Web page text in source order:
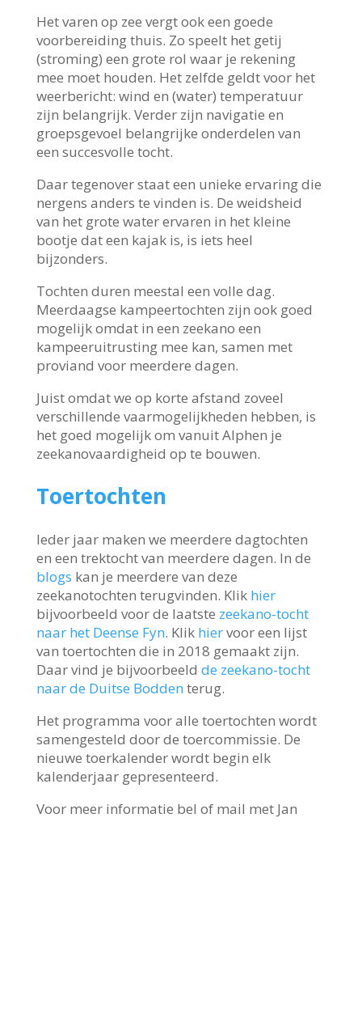
Het varen op zee vergt ook een goede
voorbereiding thuis. Zo speelt het getij
(stroming) een grote rol waar je rekening
mee moet houden. Het zelfde geldt voor het
weerbericht: wind en (water) temperatuur
zijn belangrijk. Verder zijn navigatie en
groepsgevoel belangrijke onderdelen van
een succesvolle tocht.
Daar tegenover staat een unieke ervaring die
nergens anders te vinden is. De weidsheid
van het grote water ervaren in het kleine
bootje dat een kajak is, is iets heel
bijzonders.
Tochten duren meestal een volle dag.
Meerdaagse kampeertochten zijn ook goed
mogelijk omdat in een zeekano een
kampeeruitrusting mee kan, samen met
proviand voor meerdere dagen.
Juist omdat we op korte afstand zoveel
verschillende vaarmogelijkheden hebben, is
het goed mogelijk om vanuit Alphen je
zeekanovaardigheid op te bouwen.
Toertochten
Ieder jaar maken we meerdere dagtochten
en een trektocht van meerdere dagen. In de
blogs kan je meerdere van deze
zeekanotochten terugvinden. Klik hier
bijvoorbeeld voor de laatste zeekano-tocht
naar het Deense Fyn. Klik hiervoor een lijst
van toertochten die in 2018 gemaakt zijn.
Daar vind je bijvoorbeeld de zeekano-tocht
naar de Duitse Bodden terug.
Het programma voor alle toertochten wordt
samengesteld door de toercommissie. De
nieuwe toerkalender wordt begin elk
kalenderjaar gepresenteerd.
Voor meer informatie bel of mail met Jan